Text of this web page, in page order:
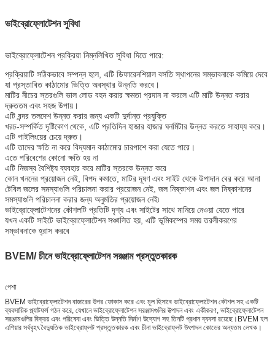
ভাইব্রোফ্লোটেশন সুবিধা
ভাইব্রোফ্লোটেশন প্রক্রিয়া নিম্নলিখিত সুবিধা দিতে পারে:
প্রক্রিয়াটি সঠিকভাবে সম্পন্ন হলে, এটি ডিফারেনশিয়াল বসতি স্থাপনের সম্ভাবনাকে কমিয়ে দেবে
যা প্রস্তাবিত কাঠামোর ভিত্তি অবস্থার উন্নতি করবে।
মাটির নীচের স্তরগুলি ভাল লোড বহন করার ক্ষমতা প্রদান না করলে এটি মাটি উন্নত করার
দ্রুততম এবং সহজ উপায়।
এটি বন্দর তলদেশ উন্নত করার জন্য একটি দুর্দান্ত প্রযুক্তি
খরচ-সম্পর্কিত দৃষ্টিকোণ থেকে, এটি প্রতিদিন হাজার হাজার ঘনমিটার উন্নত করতে সাহায্য করে।
এটি পাইলিংয়ের চেয়ে দ্রুত।
এটি তাদের ক্ষতি না করে বিদ্যমান কাঠামোর চারপাশে করা যেতে পারে।
এতে পরিবেশের কোনো ক্ষতি হয় না
এটি নিজস্ব বৈশিষ্ট্য ব্যবহার করে মাটির স্তরকে উন্নত করে
কোন খননের প্রয়োজন নেই, বিপদ কমাতে, মাটির দূষণ এবং সাইট থেকে উপাদান বের করে আনা
টেবিল জলের সমস্যাগুলি পরিচালনা করার প্রয়োজন নেই, জল নিষ্কাশন এবং জল নিষ্কাশনের
সমস্যাগুলি পরিচালনা করার জন্য অনুমতির প্রয়োজন নেই৷
ভাইব্রোফ্লোটেশনের কৌশলটি প্রতিটি দৃশ্য এবং সাইটের সাথে মানিয়ে নেওয়া যেতে পারে
যখন একটি সাইটে ভাইব্রোফ্লোটেশন সঞ্চালিত হয়, এটি ভূমিকম্পের সময় তরলীকরণের
সম্ভাবনাকে হ্রাস করবে
BVEM/ চীনে ভাইব্রোফ্লোটেশন সরঞ্জাম প্রস্তুতকারক
পেশা
BVEM ভাইব্রোফ্লোটেশন বাজারের উপর ফোকাস করে এবং মূল হিসাবে ভাইব্রোফ্লোটেশন কৌশল সহ একটি
ব্যবসায়িক প্ল্যাটফর্ম গঠন করে, যেখানে ভাইব্রোফ্লোটেশন সরঞ্জামগুলির উত্পাদন এবং একীকরণ, ভাইব্রোফ্লোটেশন
সরঞ্জামগুলির বিক্রয় এবং পরিষেবা এবং ভিত্তি উন্নতি নির্মাণ উদ্যোগ সহ তিনটি প্রধান ব্যবসা রয়েছে।BVEM হল
এশিয়ার সর্ববৃহৎ বৈদ্যুতিক ভাইব্রোফ্লট প্রস্তুতকারক এবং চীনা ভাইব্রোফ্লট উৎপাদন কোডের অন্যতম লেখক।